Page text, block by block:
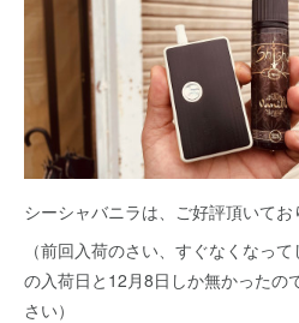
シーシャバニラは、ご好評頂いてお
（前回入荷のさい、すぐなくなっ
の入荷日と12月8日しか無かったの
さい）